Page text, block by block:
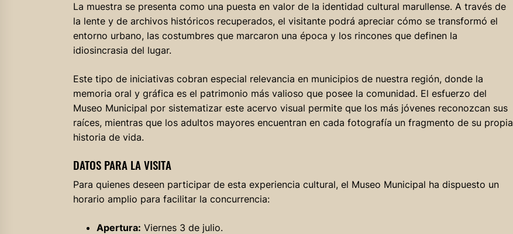
La muestra se presenta como una puesta en valor de la identidad cultural marullense. A través de
la lente y de archivos históricos recuperados, el visitante podrá apreciar cómo se transformó el
entorno urbano, las costumbres que marcaron una época y los rincones que definen la
idiosincrasia del lugar.
Este tipo de iniciativas cobran especial relevancia en municipios de nuestra región, donde la
memoria oral y gráfica es el patrimonio más valioso que posee la comunidad. El esfuerzo del
Museo Municipal por sistematizar este acervo visual permite que los más jóvenes reconozcan sus
raíces, mientras que los adultos mayores encuentran en cada fotografía un fragmento de su propia
historia de vida.
DATOS PARA LA VISITA
Para quienes deseen participar de esta experiencia cultural, el Museo Municipal ha dispuesto un
horario amplio para facilitar la concurrencia:
Apertura: Viernes 3 de julio.